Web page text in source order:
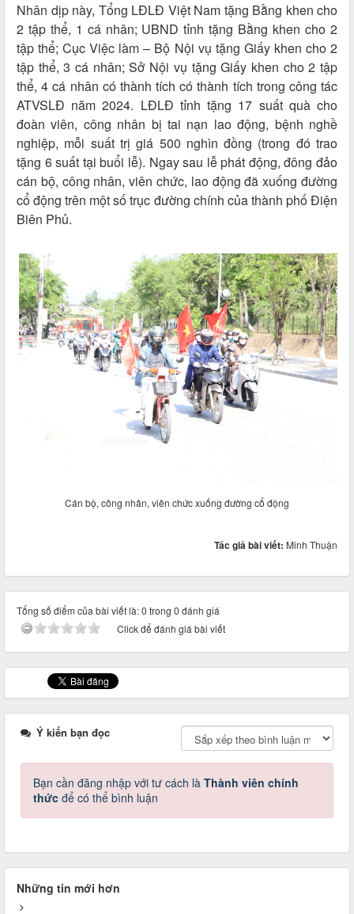
Nhân dịp này, Tổng LĐLĐ Việt Nam tặng Bằng khen cho
2 tập thể, 1 cá nhân; UBND tỉnh tặng Bằng khen cho 2
tập thể; Cục Việc làm – Bộ Nội vụ tặng Giấy khen cho 2
tập thể, 3 cá nhân; Sở Nội vụ tặng Giấy khen cho 2 tập
thể, 4 cá nhân có thành tích có thành tích trong công tác
ATVSLĐ năm 2024. LĐLĐ tỉnh tặng 17 suất quà cho
đoàn viên, công nhân bị tai nạn lao động, bệnh nghề
nghiệp, mỗi suất trị giá 500 nghìn đồng (trong đó trao
tặng 6 suất tại buổi lễ). Ngay sau lễ phát động, đông đảo
cán bộ, công nhân, viên chức, lao động đã xuống đường
cổ động trên một số trục đường chính của thành phố Điện
Biên Phủ.
Cán bộ, công nhân, viên chức xuống đường cổ động
Tác giả bài viết: Minh Thuận
Tổng số điểm của bài viết là: 0 trong 0 đánh giá
Click để đánh giá bài viết
Ý kiến bạn đọc
Bạn cần đăng nhập với tư cách là Thành viên chính
thức để có thể bình luận
Những tin mới hơn